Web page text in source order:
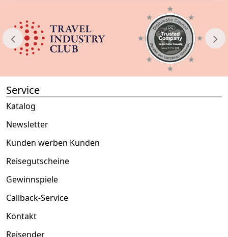
Service
Katalog
Newsletter
Kunden werben Kunden
Reisegutscheine
Gewinnspiele
Callback-Service
Kontakt
Reisender